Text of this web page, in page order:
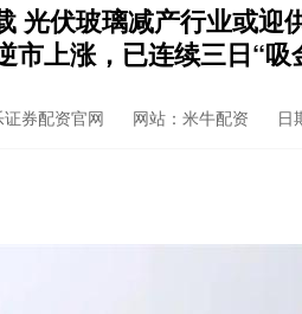
光伏玻璃减产行业或迎
市上涨，已连续三日“吸
券配资官网 网站：米牛配资 日